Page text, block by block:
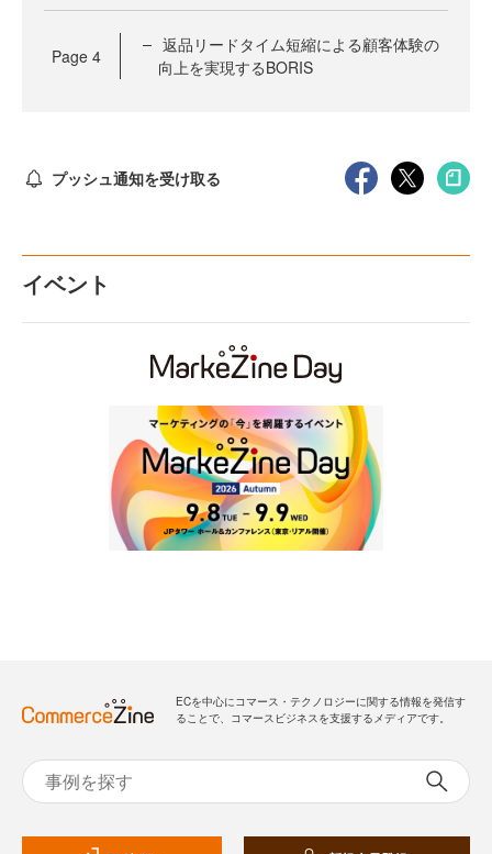
Page 4
返品リードタイム短縮による顧客体験の
向上を実現するBORIS
プッシュ通知を受け取る
イベント
ECを中心にコマース・テクノロジーに関する情報を発信す
ることで、コマースビジネスを支援するメディアです。